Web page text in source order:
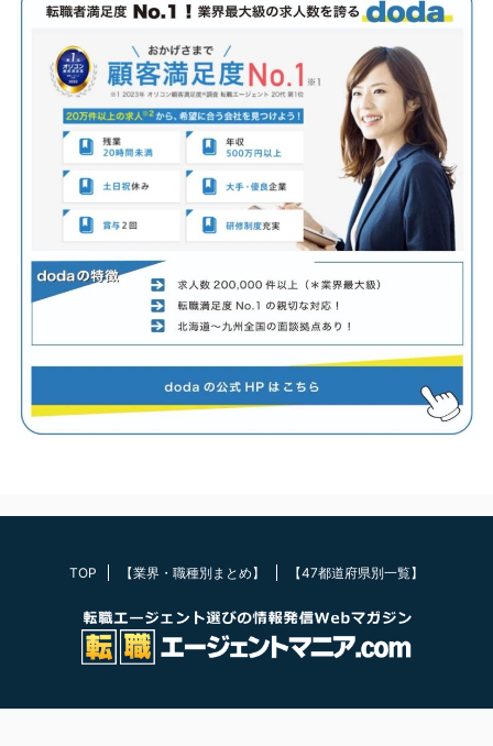
TOP 【業界・職種別まとめ】 【47都道府県別一覧】